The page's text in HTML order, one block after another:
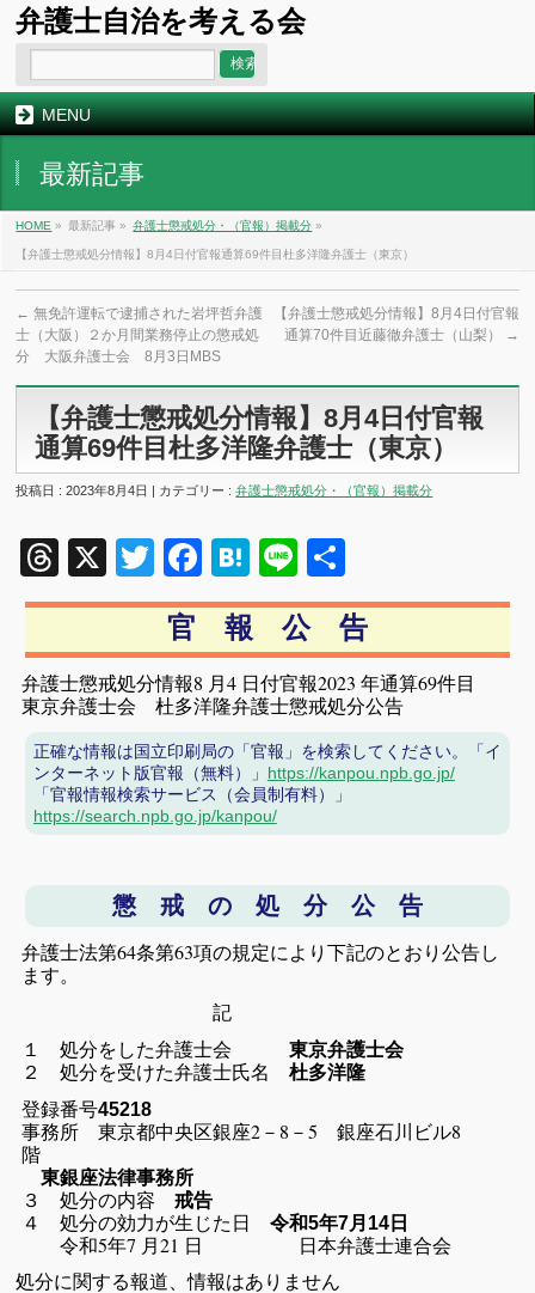
弁護士自治を考える会
MENU
最新記事
HOME » 最新記事 » 弁護士懲戒処分・（官報）掲載分 »
【弁護士懲戒処分情報】8月4日付官報通算69件目杜多洋隆弁護士（東京）
← 無免許運転で逮捕された岩坪哲弁護
士（大阪）２か月間業務停止の懲戒処
分 大阪弁護士会 8月3日MBS
【弁護士懲戒処分情報】8月4日付官報
通算70件目近藤徹弁護士（山梨）
→
【弁護士懲戒処分情報】8月4日付官報
通算69件目杜多洋隆弁護士（東京）
投稿日 : 2023年8月4日 | カテゴリー :弁護士懲戒処分・（官報）掲載分
Threads
X TwitterFacebook
Hatena
Line
有
官 報 公 告
弁護士懲戒処分情報8 月4 日付官報2023 年通算69件目
東京弁護士会 杜多洋隆弁護士懲戒処分公告
正確な情報は国立印刷局の「官報」を検索してください。「イ
ンターネット版官報（無料）」 https://kanpou.npb.go.jp/
「官報情報検索サービス（会員制有料）」
https://search.npb.go.jp/kanpou/
懲 戒 の 処 分 公 告
弁護士法第64条第63項の規定により下記のとおり公告し
ます。
記
１ 処分をした弁護士会
東京弁護士会
２ 処分を受けた弁護士氏名杜多洋隆
登録番号45218
事務所 東京都中央区銀座2－8－5 銀座石川ビル8
階
東銀座法律事務所
３ 処分の内容戒告
４ 処分の効力が生じた日令和5年7月14日
令和5年7 月21 日 日本弁護士連合会
処分に関する報道、情報はありません